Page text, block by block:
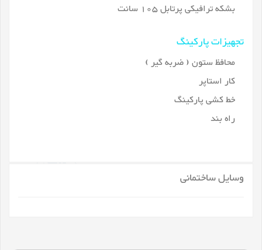
بشکه ترافیکی پرتابل 105 سانت
تجهیزات پارکینگ
محافظ ستون ( ضربه گیر )
کار استاپر
خط کشی پارکینگ
راه بند
وسایل ساختمانی